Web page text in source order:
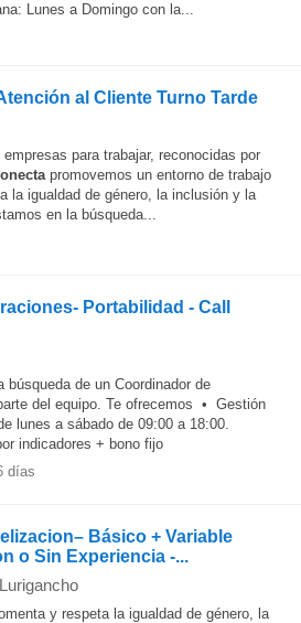
Lunes a Domingo con la...
al Cliente Turno Tarde
para trabajar, reconocidas por
promovemos un entorno de trabajo
la igualdad de género, la inclusión y la
en la búsqueda...
Portabilidad - Call
de un Coordinador de
del equipo. Te ofrecemos • Gestión
lunes a sábado de 09:00 a 18:00.
indicadores + bono fijo
días
Básico + Variable
o Sin Experiencia -...
y respeta la igualdad de género, la